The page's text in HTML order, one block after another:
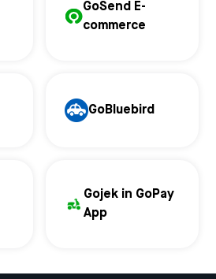
GoSend E-
commerce
GoBluebird
Gojek in GoPay
App